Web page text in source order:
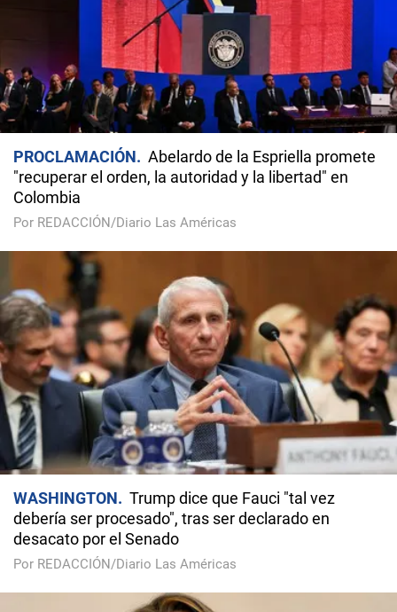
PROCLAMACIÓN
Abelardo de la Espriella promete
"recuperar el orden, la autoridad y la libertad" en
Colombia
Por REDACCIÓN/Diario Las Américas
WASHINGTON
Trump dice que Fauci "tal vez
debería ser procesado", tras ser declarado en
desacato por el Senado
Por REDACCIÓN/Diario Las Américas